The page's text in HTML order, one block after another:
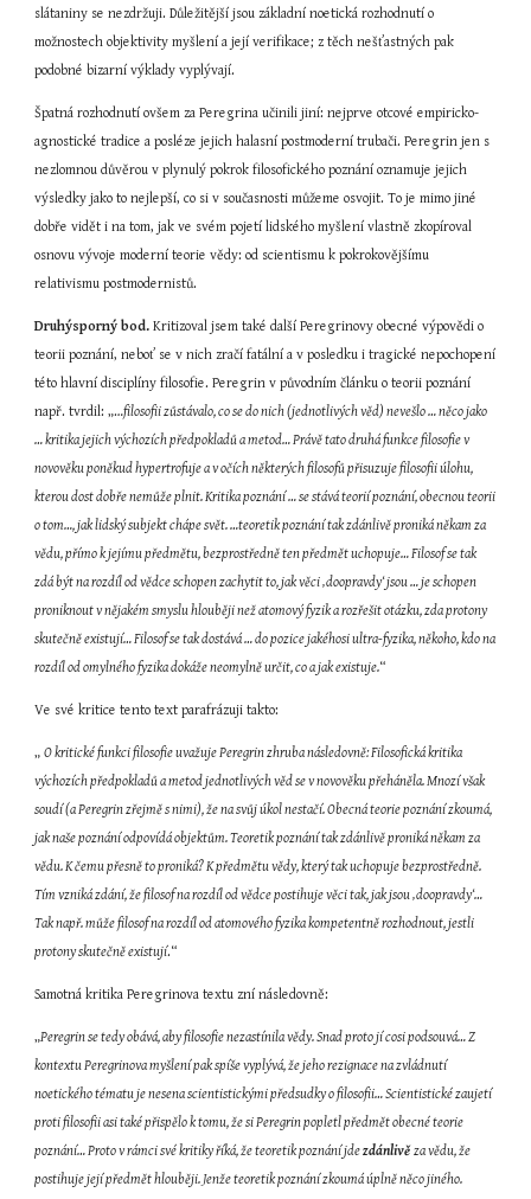
slátaniny se nezdržuji. Důležitější jsou základní noetická rozhodnutí o
možnostech objektivity myšlení a její verifikace; z těch nešťastných pak
podobné bizarní výklady vyplývají.
Špatná rozhodnutí ovšem za Peregrina učinili jiní: nejprve otcové empiricko-
agnostické tradice a posléze jejich halasní postmoderní trubači. Peregrin jen s
nezlomnou důvěrou v plynulý pokrok filosofického poznání oznamuje jejich
výsledky jako to nejlepší, co si v současnosti můžeme osvojit. To je mimo jiné
dobře vidět i na tom, jak ve svém pojetí lidského myšlení vlastně zkopíroval
osnovu vývoje moderní teorie vědy: od scientismu k pokrokovějšímu
relativismu postmodernistů.
Druhýsporný bod. Kritizoval jsem také další Peregrinovy obecné výpovědi o
teorii poznání, neboť se v nich zračí fatální a v posledku i tragické nepochopení
této hlavní disciplíny filosofie. Peregrin v původním článku o teorii poznání
např. tvrdil: „…filosofii zůstávalo, co se do nich (jednotlivých věd) nevešlo … něco jako
… kritika jejich výchozích předpokladů a metod… Právě tato druhá funkce filosofie v
novověku poněkud hypertrofuje a v očích některých filosofů přisuzuje filosofii úlohu,
kterou dost dobře nemůže plnit. Kritika poznání … se stává teorií poznání, obecnou teorii
o tom…, jak lidský subjekt chápe svět. …teoretik poznání tak zdánlivě proniká někam za
vědu, přímo k jejímu předmětu, bezprostředně ten předmět uchopuje… Filosof se tak
zdá být na rozdíl od vědce schopen zachytit to, jak věci ‚doopravdy‘ jsou … je schopen
proniknout v nějakém smyslu hlouběji než atomový fyzik a rozřešit otázku, zda protony
skutečně existují… Filosof se tak dostává … do pozice jakéhosi ultra-fyzika, někoho, kdo na
rozdíl od omylného fyzika dokáže neomylně určit, co a jak existuje.“
Ve své kritice tento text parafrázuji takto:
„ O kritické funkci filosofie uvažuje Peregrin zhruba následovně: Filosofická kritika
výchozích předpokladů a metod jednotlivých věd se v novověku přeháněla. Mnozí však
soudí (a Peregrin zřejmě s nimi), že na svůj úkol nestačí. Obecná teorie poznání zkoumá,
jak naše poznání odpovídá objektům. Teoretik poznání tak zdánlivě proniká někam za
vědu. K čemu přesně to proniká? K předmětu vědy, který tak uchopuje bezprostředně.
Tím vzniká zdání, že filosof na rozdíl od vědce postihuje věci tak, jak jsou ‚doopravdy‘…
Tak např. může filosof na rozdíl od atomového fyzika kompetentně rozhodnout, jestli
protony skutečně existují.“
Samotná kritika Peregrinova textu zní následovně:
„Peregrin se tedy obává, aby filosofie nezastínila vědy. Snad proto jí cosi podsouvá… Z
kontextu Peregrinova myšlení pak spíše vyplývá, že jeho rezignace na zvládnutí
noetického tématu je nesena scientistickými předsudky o filosofii… Scientistické zaujetí
proti filosofii asi také přispělo k tomu, že si Peregrin popletl předmět obecné teorie
poznání… Proto v rámci své kritiky říká, že teoretik poznání jde zdánlivě za vědu, že
postihuje její předmět hlouběji. Jenže teoretik poznání zkoumá úplně něco jiného.